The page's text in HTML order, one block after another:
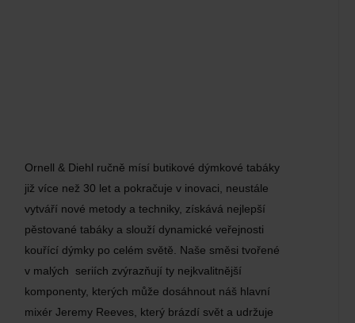
Ornell & Diehl ručně mísí butikové dýmkové tabáky
již více než 30 let a pokračuje v inovaci, neustále
vytváří nové metody a techniky, získává nejlepší
pěstované tabáky a slouží dynamické veřejnosti
kouřící dýmky po celém světě. Naše směsi tvořené
v malých seriích zvýrazňují ty nejkvalitnější
komponenty, kterých může dosáhnout náš hlavní
mixér Jeremy Reeves, který brázdí svět a udržuje